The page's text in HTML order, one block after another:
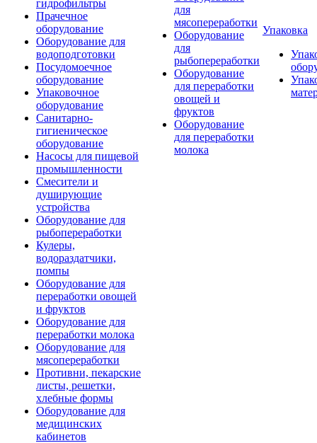
гидрофильтры
Прачечное
оборудование
Оборудование для
водоподготовки
Посудомоечное
оборудование
Упаковочное
оборудование
Санитарно-
гигиеническое
оборудование
Насосы для пищевой
промышленности
Смесители и
душирующие
устройства
Оборудование для
рыбопереработки
Кулеры,
водораздатчики,
помпы
Оборудование для
переработки овощей
и фруктов
Оборудование для
переработки молока
Оборудование для
мясопереработки
Противни, пекарские
листы, решетки,
хлебные формы
Оборудование для
медицинских
кабинетов
для
мясопереработки
Оборудование
для
рыбопереработки
Оборудование
для переработки
овощей и
фруктов
Оборудование
для переработки
молока
Упаковка